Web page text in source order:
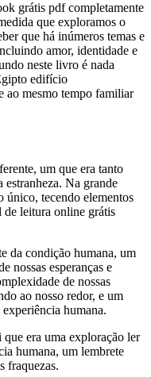
grátis pdf completamente
que exploramos o
que há inúmeros temas e
amor, identidade e
neste livro é nada
edifício
ao mesmo tempo familiar
um que era tanto
estranheza. Na grande
único, tecendo elementos
de leitura online grátis
da condição humana, um
nossas esperanças e
de nossas
ao nosso redor, e um
humana.
era uma exploração ler
humana, um lembrete
fraquezas.